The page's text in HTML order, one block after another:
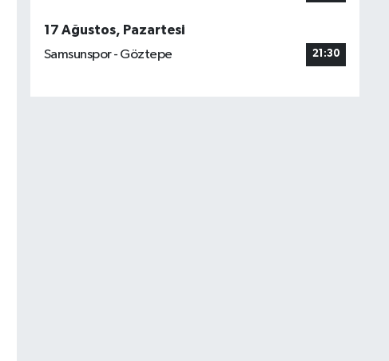
17 Ağustos, Pazartesi
Samsunspor - Göztepe
21:30